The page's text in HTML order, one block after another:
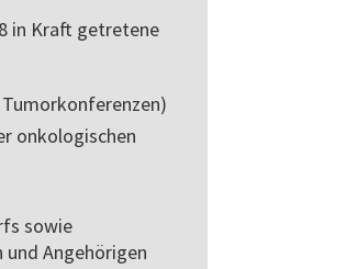
in Kraft getretene
onkologischen
sowie
Angehörigen